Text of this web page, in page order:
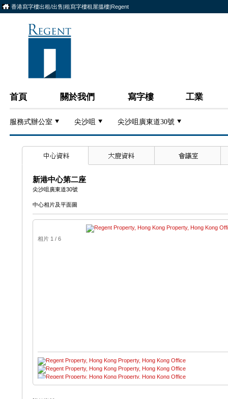
香港寫字樓出租/出售|租寫字樓租屋搵樓|Regent
首頁 關於我們 寫字樓 工業
服務式辦公室 尖沙咀 尖沙咀廣東道30號
新港中心第二座
尖沙咀廣東道30號
中心相片及平面圖
相片 1 / 6